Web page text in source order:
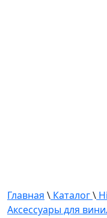
Главная \ Каталог\
Аксессуары для